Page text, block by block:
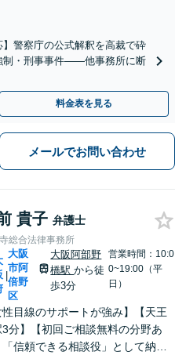
】警察庁の公式解釈を高裁で砕
制・刑事事件——他事務所に断
料金表を見る
メールでお問い合わせ
貴子 弁護士
総合法律事務所
|
大阪
市阿
倍野
区
大阪阿部野
橋駅から徒
歩3分
営業時間：10:0
0~19:00（平
日）
性目線のサポートが強み】【天王
3分】【初回ご相談無料の分野あ
「信頼できる相談役」として納得